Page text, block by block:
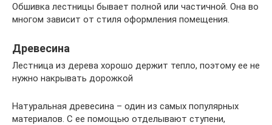
Обшивка лестницы бывает полной или частичной. Она во
многом зависит от стиля оформления помещения.
Древесина
Лестница из дерева хорошо держит тепло, поэтому ее не
нужно накрывать дорожкой
Натуральная древесина – один из самых популярных
материалов. С ее помощью отделывают ступени,